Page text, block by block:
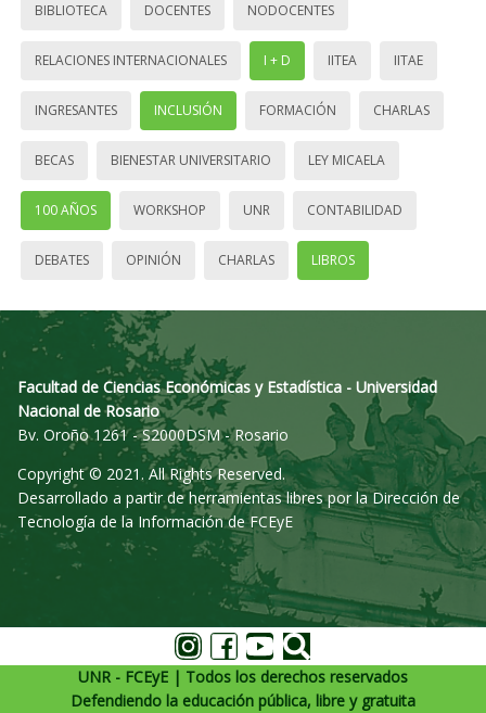
BIBLIOTECA DOCENTES NODOCENTES
RELACIONES INTERNACIONALES I + D IITEA IITAE
INGRESANTES INCLUSIÓN FORMACIÓN CHARLAS
BECAS BIENESTAR UNIVERSITARIO LEY MICAELA
100 AÑOS WORKSHOP UNR CONTABILIDAD
DEBATES OPINIÓN CHARLAS LIBROS
Facultad de Ciencias Económicas y Estadística - Universidad
Nacional de Rosario
Bv. Oroño 1261 - S2000DSM - Rosario
Copyright © 2021. All Rights Reserved.
Desarrollado a partir de herramientas libres por la Dirección de
Tecnología de la Información de FCEyE
UNR - FCEyE | Todos los derechos reservados
Defendiendo la educación pública, libre y gratuita